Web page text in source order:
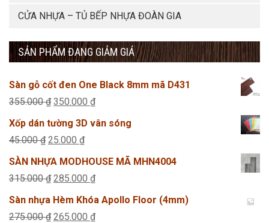
CỬA NHỰA – TỦ BẾP NHỰA ĐOÀN GIA
SẢN PHẨM ĐANG GIẢM GIÁ
Sàn gỗ cốt đen One Black 8mm mã D431
355.000₫ Giá
gốc
là:
350.000 ₫Giá
hiện
350.000 ₫.
Xốp dán tường 3D vân sóng
45.000₫ Giá
gốc
là:
25.000 ₫Giá
hiện
tại
25.000 ₫.
SÀN NHỰA MODHOUSE MÃ MHN4004
315.000₫ Giá
gốc
là:
285.000 ₫Giá
hiện
tại
Sàn nhựa Hèm Khóa Apollo Floor (4mm)
275.000₫ Giá
265.000 ₫Giá